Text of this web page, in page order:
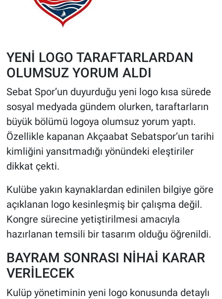
YENİ LOGO TARAFTARLARDAN
OLUMSUZ YORUM ALDI
Sebat Spor’un duyurduğu yeni logo kısa sürede
sosyal medyada gündem olurken, taraftarların
büyük bölümü logoya olumsuz yorum yaptı.
Özellikle kapanan Akçaabat Sebatspor’un tarihi
kimliğini yansıtmadığı yönündeki eleştiriler
dikkat çekti.
Kulübe yakın kaynaklardan edinilen bilgiye göre
açıklanan logo kesinleşmiş bir çalışma değil.
Kongre sürecine yetiştirilmesi amacıyla
hazırlanan temsili bir tasarım olduğu öğrenildi.
BAYRAM SONRASI NİHAİ KARAR
VERİLECEK
Kulüp yönetiminin yeni logo konusunda detaylı